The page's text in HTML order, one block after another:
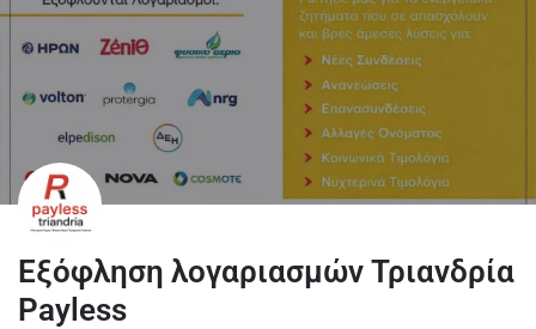
Εξόφληση λογαριασμών Τριανδρία
Payless